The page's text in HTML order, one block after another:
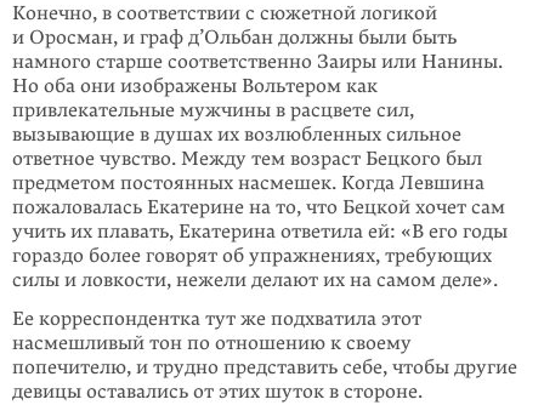
Конечно, в соответствии с сюжетной логикой
и Оросман, и граф д’Ольбан должны были быть
намного старше соответственно Заиры или Нанины.
Но оба они изображены Вольтером как
привлекательные мужчины в расцвете сил,
вызывающие в душах их возлюбленных сильное
ответное чувство. Между тем возраст Бецкого был
предметом постоянных насмешек. Когда Левшина
пожаловалась Екатерине на то, что Бецкой хочет сам
учить их плавать, Екатерина ответила ей: «В его годы
гораздо более говорят об упражнениях, требующих
силы и ловкости, нежели делают их на самом деле».
Ее корреспондентка тут же подхватила этот
насмешливый тон по отношению к своему
попечителю, и трудно представить себе, чтобы другие
девицы оставались от этих шуток в стороне.